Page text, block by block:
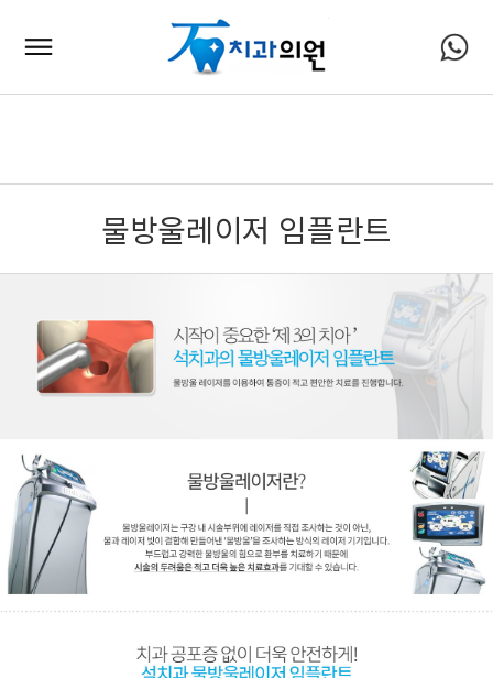
물방울레이저 임플란트